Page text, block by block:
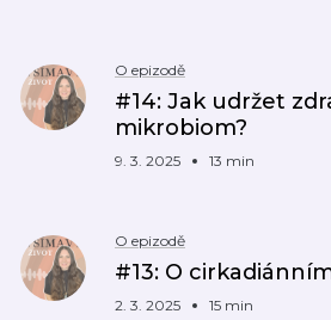
O epizodě
#14: Jak udržet
mikrobiom?
9. 3. 2025 13 min
O epizodě
#13: O
2. 3. 2025 15 min